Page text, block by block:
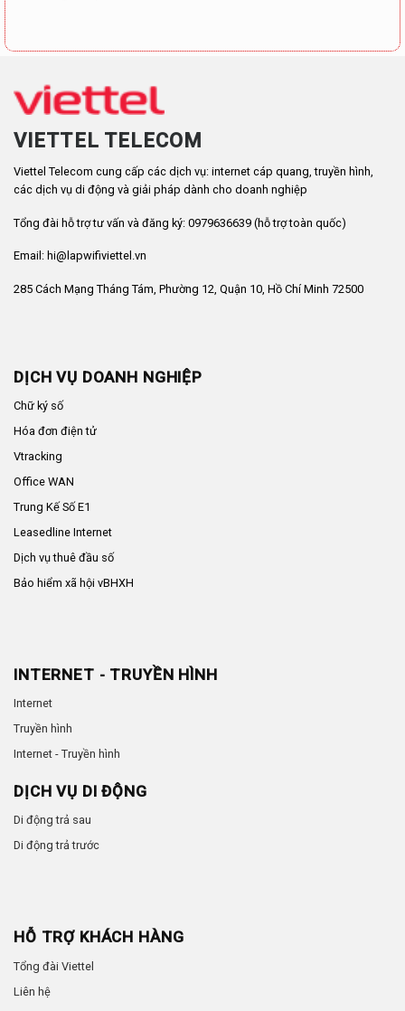
VIETTEL TELECOM
Viettel Telecom cung cấp các dịch vụ: internet cáp quang, truyền hình,
các dịch vụ di động và giải pháp dành cho doanh nghiệp
Tổng đài hỗ trợ tư vấn và đăng ký: 0979636639 (hỗ trợ toàn quốc)
Email: hi@lapwifiviettel.vn
285 Cách Mạng Tháng Tám, Phường 12, Quận 10, Hồ Chí Minh 72500
DỊCH VỤ DOANH NGHIỆP
Chữ ký số
Hóa đơn điện tử
Vtracking
Office WAN
Trung Kế Số E1
Leasedline Internet
Dịch vụ thuê đầu số
Bảo hiểm xã hội vBHXH
INTERNET - TRUYỀN HÌNH
Internet
Truyền hình
Internet - Truyền hình
DỊCH VỤ DI ĐỘNG
Di động trả sau
Di động trả trước
HỖ TRỢ KHÁCH HÀNG
Tổng đài Viettel
Liên hệ